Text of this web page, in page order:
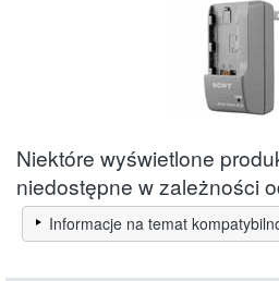
Niektóre wyświetlone
niedostępne w zależności
Informacje na temat